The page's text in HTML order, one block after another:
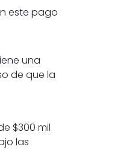
este pago
una
de que la
$300 mil
las